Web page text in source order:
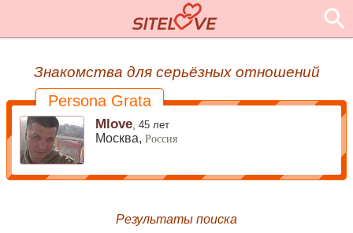
Знакомства для серьёзных отношений
Persona Grata
Mlove ,45 лет
Москва,Россия
Результаты поиска